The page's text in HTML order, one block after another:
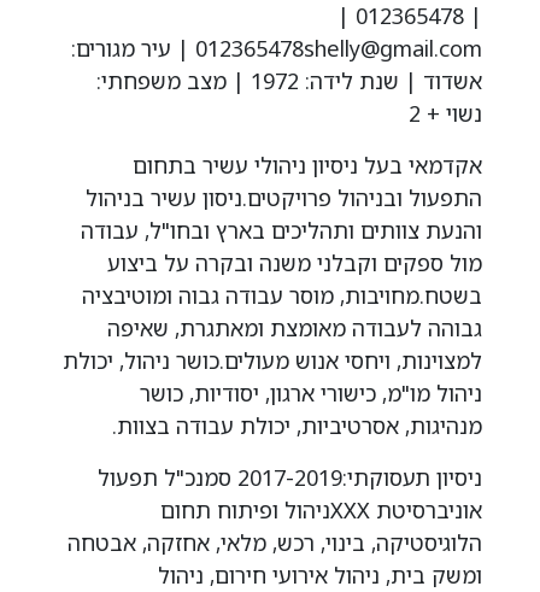
| 012365478 |
012365478shelly@gmail.com | עיר מגורים:
אשדוד | שנת לידה: 1972 | מצב משפחתי:
נשוי + 2
אקדמאי בעל ניסיון ניהולי עשיר בתחום
התפעול ובניהול פרויקטים.ניסון עשיר בניהול
והנעת צוותים ותהליכים בארץ ובחו"ל, עבודה
מול ספקים וקבלני משנה ובקרה על ביצוע
בשטח.מחויבות, מוסר עבודה גבוה ומוטיבציה
גבוהה לעבודה מאומצת ומאתגרת, שאיפה
למצוינות, ויחסי אנוש מעולים.כושר ניהול, יכולת
ניהול מו"מ, כישורי ארגון, יסודיות, כושר
מנהיגות, אסרטיביות, יכולת עבודה בצוות.
ניסיון תעסוקתי:2017-2019 סמנכ"ל תפעול
אוניברסיטת XXXניהול ופיתוח תחום
הלוגיסטיקה, בינוי, רכש, מלאי, אחזקה, אבטחה
ומשק בית, ניהול אירועי חירום, ניהול